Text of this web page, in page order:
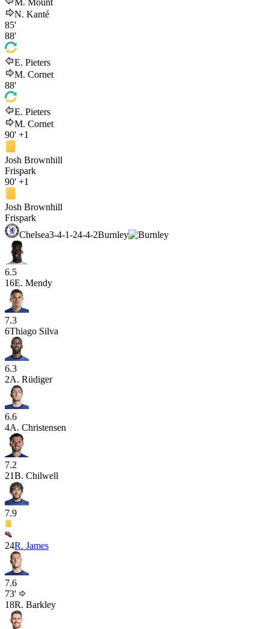
M. Mount
N. Kanté
85'
88'
E. Pieters
M. Cornet
88'
E. Pieters
M. Cornet
90' +1
Josh Brownhill
Frispark
90' +1
Josh Brownhill
Frispark
Chelsea3-4-1-24-4-2Burnley
6.5
16E. Mendy
7.3
6Thiago Silva
6.3
2A. Rüdiger
6.6
4A. Christensen
7.2
21B. Chilwell
7.9
24R. James
7.6
73'
18R. Barkley